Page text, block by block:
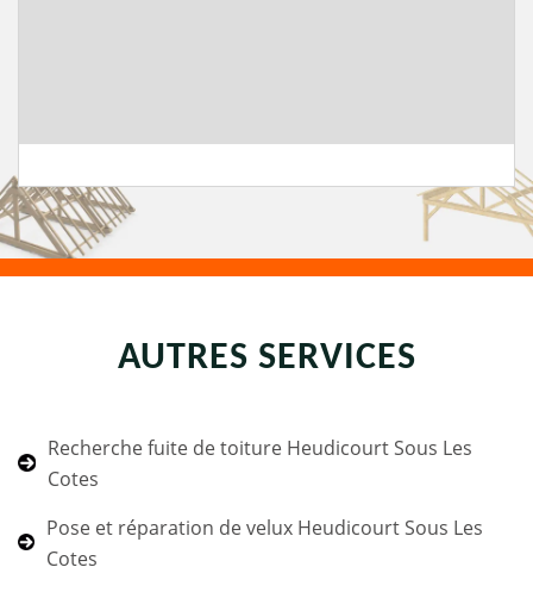
AUTRES SERVICES
Recherche fuite de toiture Heudicourt Sous Les
Cotes
Pose et réparation de velux Heudicourt Sous Les
Cotes